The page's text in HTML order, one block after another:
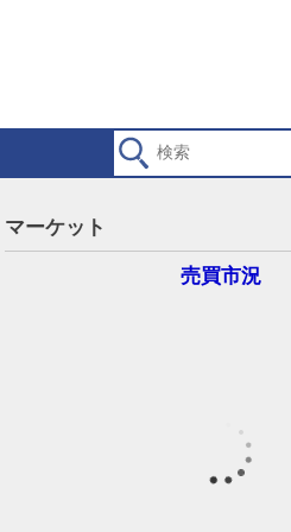
マーケット
売買市況